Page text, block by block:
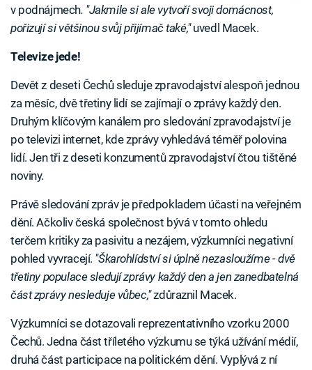
v podnájmech. "Jakmile si ale vytvoří svoji domácnost,
pořizují si většinou svůj přijímač také,"uvedl Macek.
Televize jede!
Devět z deseti Čechů sleduje zpravodajství alespoň jednou
za měsíc, dvě třetiny lidí se zajímají o zprávy každý den.
Druhým klíčovým kanálem pro sledování zpravodajství je
po televizi internet, kde zprávy vyhledává téměř polovina
lidí. Jen tři z deseti konzumentů zpravodajství čtou tištěné
noviny.
Právě sledování zpráv je předpokladem účasti na veřejném
dění. Ačkoliv česká společnost bývá v tomto ohledu
terčem kritiky za pasivitu a nezájem, výzkumníci negativní
pohled vyvracejí. "Škarohlídství si úplně nezasloužíme - dvě
třetiny populace sledují zprávy každý den a jen zanedbatelná
část zprávy nesleduje vůbec,"zdůraznil Macek.
Výzkumníci se dotazovali reprezentativního vzorku 2000
Čechů. Jedna část tříletého výzkumu se týká užívání médií,
druhá část participace na politickém dění. Vyplývá z ní